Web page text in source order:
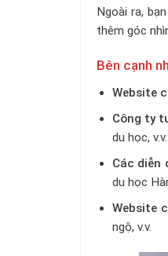
Ngoài ra,
thêm góc
Bên cạnh
Website
Công ty
du học, v.v.
Các diễn
du học
Website
ngộ, v.v.